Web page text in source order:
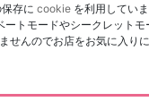
存に cookie を利用していま
ートモードやシークレット
せんのでお店をお気に入りに